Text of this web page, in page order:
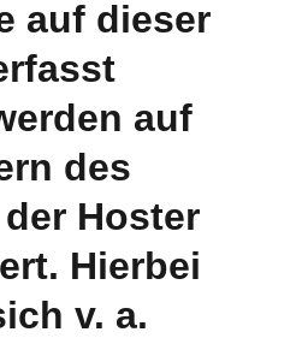
auf dieser
auf
des
Hoster
Hierbei
v. a.